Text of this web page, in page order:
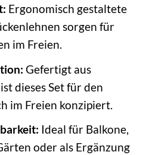
Ergonomisch gestaltete
sorgen für
im Freien.
Gefertigt aus
dieses Set für den
im Freien konzipiert.
Ideal für Balkone,
oder als Ergänzung